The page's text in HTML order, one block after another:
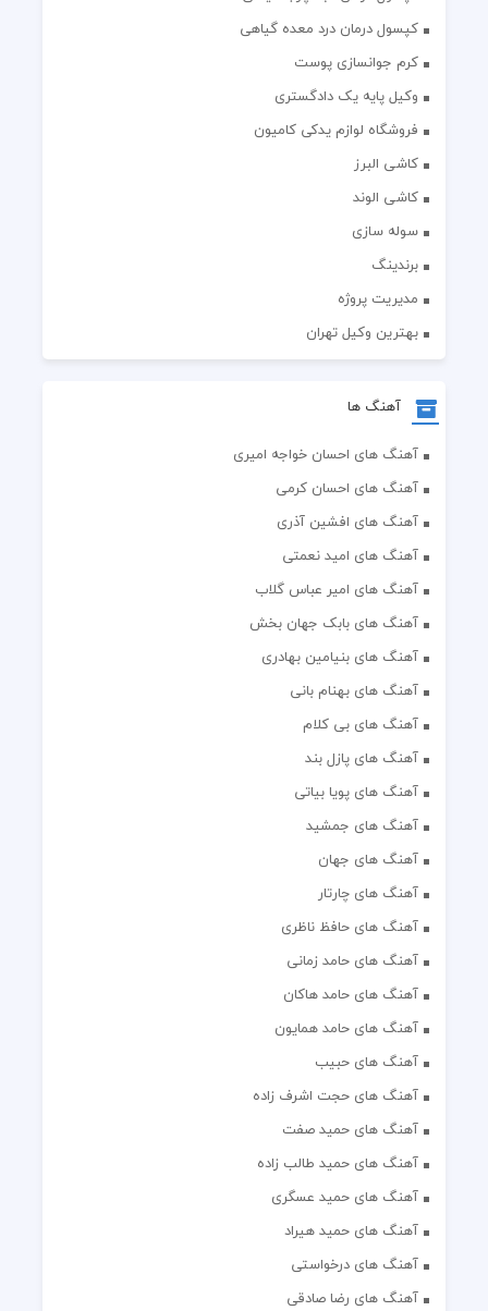
کپسول درمان درد معده گیاهی
کرم جوانسازی پوست
وکیل پایه یک دادگستری
فروشگاه لوازم یدکی کامیون
کاشی البرز
کاشی الوند
سوله سازی
برندینگ
مدیریت پروژه
بهترین وکیل تهران
آهنگ ها
آهنگ های احسان خواجه امیری
آهنگ های احسان کرمی
آهنگ های افشین آذری
آهنگ های امید نعمتی
آهنگ های امیر عباس گلاب
آهنگ های بابک جهان بخش
آهنگ های بنیامین بهادری
آهنگ های بهنام بانی
آهنگ های بی کلام
آهنگ های پازل بند
آهنگ های پویا بیاتی
آهنگ های جمشید
آهنگ های جهان
آهنگ های چارتار
آهنگ های حافظ ناظری
آهنگ های حامد زمانی
آهنگ های حامد هاکان
آهنگ های حامد همایون
آهنگ های حبیب
آهنگ های حجت اشرف زاده
آهنگ های حمید صفت
آهنگ های حمید طالب زاده
آهنگ های حمید عسگری
آهنگ های حمید هیراد
آهنگ های درخواستی
آهنگ های رضا صادقی